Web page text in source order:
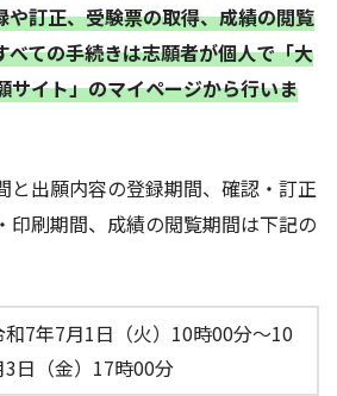
や訂正、受験票の取得、成績の閲覧
べての手続きは志願者が個人で「大
サイト」のマイページから行いま
と出願内容の登録期間、確認・訂正
印刷期間、成績の閲覧期間は下記の
和7年7月1日（火）10時00分～10
3日（金）17時00分